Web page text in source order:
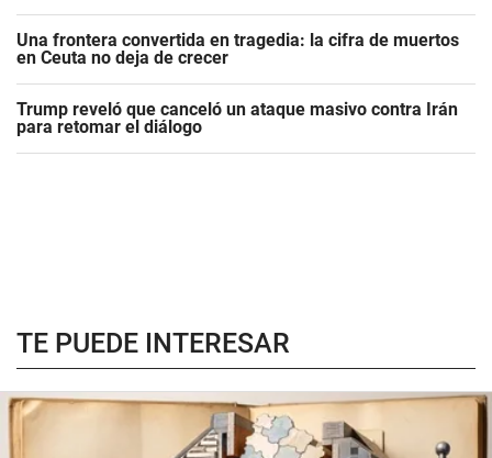
Una frontera convertida en tragedia: la cifra de muertos
en Ceuta no deja de crecer
Trump reveló que canceló un ataque masivo contra Irán
para retomar el diálogo
TE PUEDE INTERESAR